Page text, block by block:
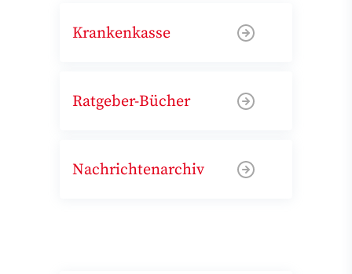
Krankenkasse
Ratgeber-Bücher
Nachrichtenarchiv